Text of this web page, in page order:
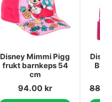
Disney Mimmi Pigg
frukt barnkeps 54
cm
94.00 kr